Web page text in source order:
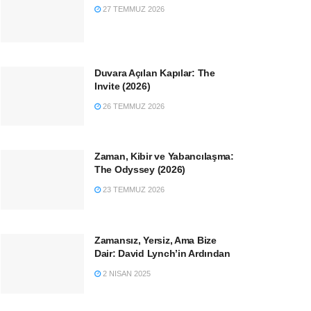
27 TEMMUZ 2026
Duvara Açılan Kapılar: The
Invite (2026)
26 TEMMUZ 2026
Zaman, Kibir ve Yabancılaşma:
The Odyssey (2026)
23 TEMMUZ 2026
Zamansız, Yersiz, Ama Bize
Dair: David Lynch’in Ardından
2 NISAN 2025